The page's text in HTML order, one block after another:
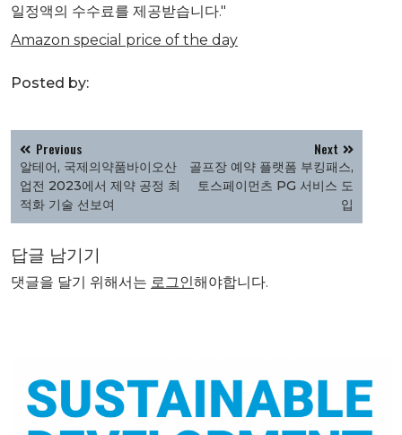
일정액의 수수료를 제공받습니다."
Amazon special price of the day
Posted by:
글
탐
색
Previous
알테어, 국제의약품바이오산
업전 2023에서 제약 공정 최
적화 기술 선보여
Next
골프장 예약 플랫폼 부킹패스,
토스페이먼츠 PG 서비스 도
입
답글 남기기
댓글을 달기 위해서는 로그인해야합니다.